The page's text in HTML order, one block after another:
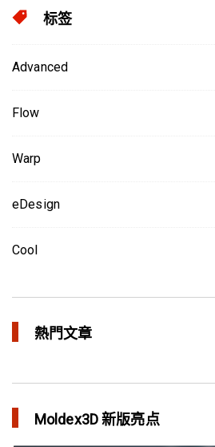
标签
Advanced
Flow
Warp
eDesign
Cool
熱門文章
Moldex3D 新版亮点